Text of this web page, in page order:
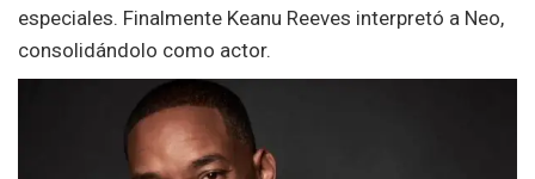
especiales. Finalmente Keanu Reeves interpretó a Neo,
consolidándolo como actor.